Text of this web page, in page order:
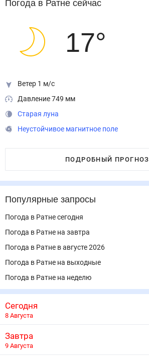
Погода в Ратнесейчас
17°
Ветер 1 м/с
Давление 749 мм
Старая луна
Неустойчивое магнитное поле
ПОДРОБНЫЙ ПРОГНОЗ
Популярные запросы
Погода в Ратне сегодня
Погода в Ратне на завтра
Погода в Ратне в августе 2026
Погода в Ратне на выходные
Погода в Ратне на неделю
Сегодня
8 Августа
Завтра
9 Августа